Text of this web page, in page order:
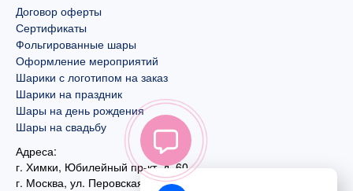
Договор оферты
Сертификаты
Фольгированные шары
Оформление мероприятий
Шарики с логотипом на заказ
Шарики на праздник
Шары на день рождения
Шары на свадьбу
Адреса:
г. Химки, Юбилейный пр-кт, д. 60
г. Москва, ул. Перовская, д. 59